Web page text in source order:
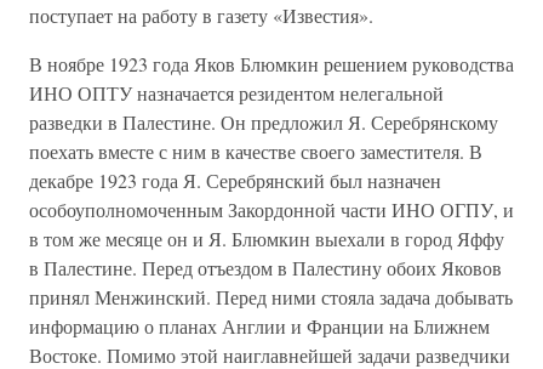
поступает на работу в газету «Известия».
В ноябре 1923 года Яков Блюмкин решением руководства
ИНО ОПТУ назначается резидентом нелегальной
разведки в Палестине. Он предложил Я. Серебрянскому
поехать вместе с ним в качестве своего заместителя. В
декабре 1923 года Я. Серебрянский был назначен
особоуполномоченным Закордонной части ИНО ОГПУ, и
в том же месяце он и Я. Блюмкин выехали в город Яффу
в Палестине. Перед отъездом в Палестину обоих Яковов
принял Менжинский. Перед ними стояла задача добывать
информацию о планах Англии и Франции на Ближнем
Востоке. Помимо этой наиглавнейшей задачи разведчики